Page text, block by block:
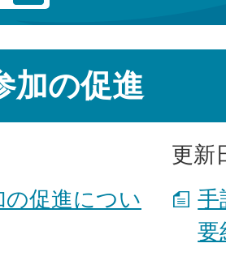
加の促進
更新
の促進につい
手
要